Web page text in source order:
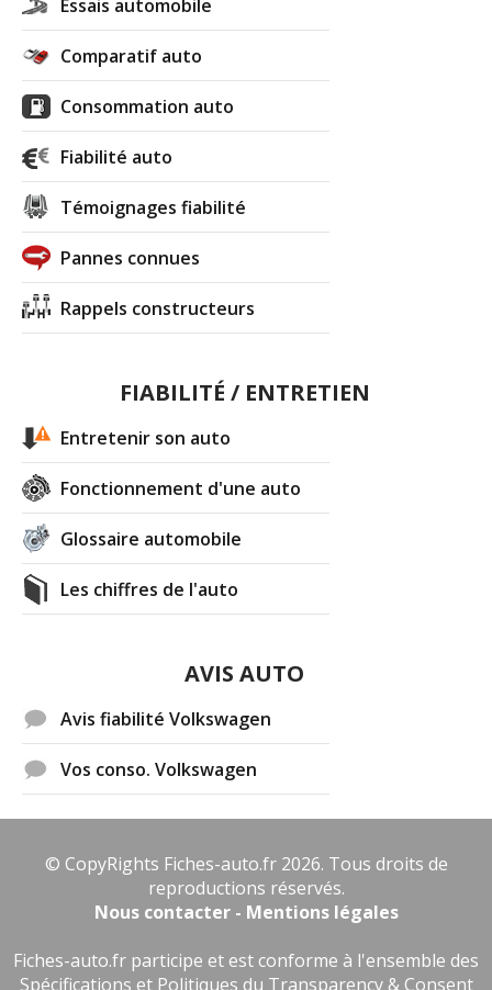
Essais automobile
Comparatif auto
Consommation auto
Fiabilité auto
Témoignages fiabilité
Pannes connues
Rappels constructeurs
FIABILITÉ / ENTRETIEN
Entretenir son auto
Fonctionnement d'une auto
Glossaire automobile
Les chiffres de l'auto
AVIS AUTO
Avis fiabilité Volkswagen
Vos conso. Volkswagen
© CopyRights Fiches-auto.fr 2026. Tous droits de
reproductions réservés.
Nous contacter - Mentions légales
Fiches-auto.fr participe et est conforme à l'ensemble des
Spécifications et Politiques du Transparency & Consent